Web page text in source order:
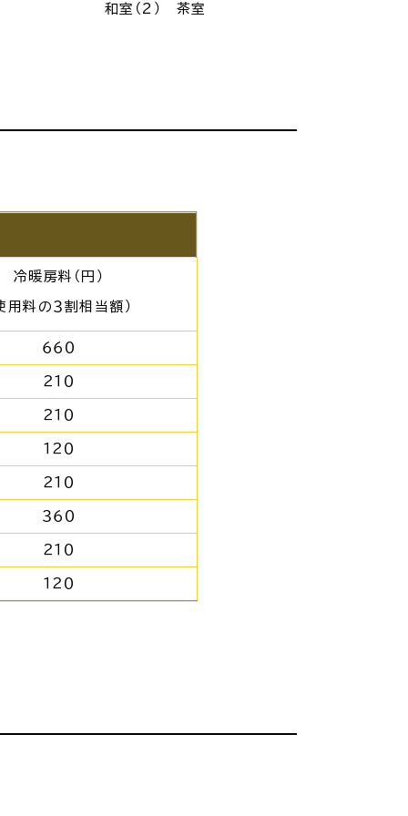
和室（2） 茶室
冷暖房料（円）
用料の３割相当額）
６６０
２１０
２１０
１２０
２１０
３６０
２１０
１２０